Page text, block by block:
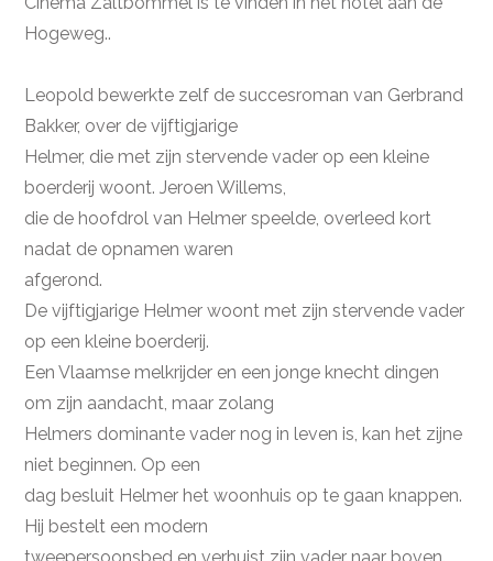
Hogeweg..
Leopold bewerkte zelf de succesroman van Gerbrand
Bakker, over de vijftigjarige
Helmer, die met zijn stervende vader op een kleine
boerderij woont. Jeroen Willems,
die de hoofdrol van Helmer speelde, overleed kort
nadat de opnamen waren
afgerond.
De vijftigjarige Helmer woont met zijn stervende vader
op een kleine boerderij.
Een Vlaamse melkrijder en een jonge knecht dingen
om zijn aandacht, maar zolang
Helmers dominante vader nog in leven is, kan het zijne
niet beginnen. Op een
dag besluit Helmer het woonhuis op te gaan knappen.
Hij bestelt een modern